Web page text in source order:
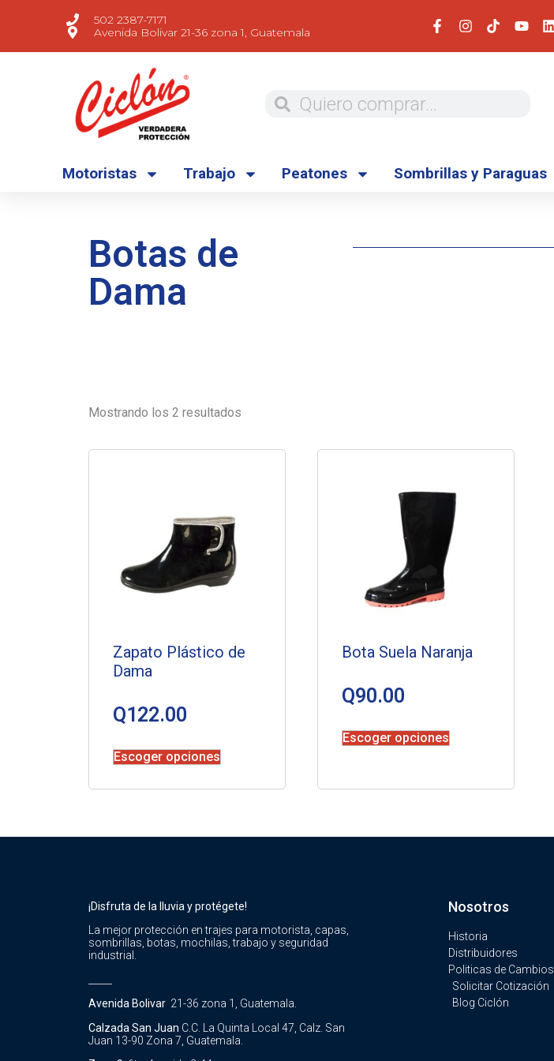
502 2387-7171
Avenida Bolivar 21-36 zona 1, Guatemala
Motoristas Trabajo Peatones Sombrillas y Paraguas
Botas de
Dama
Mostrando los 2 resultados
Zapato Plástico de
Dama
Q122.00
Escoger opciones
Bota Suela Naranja
Q90.00
Escoger opciones
¡Disfruta de la lluvia y protégete!
La mejor protección en trajes para motorista, capas,
sombrillas, botas, mochilas, trabajo y seguridad
industrial.
Avenida Bolivar 21-36 zona 1, Guatemala.
Calzada San Juan C.C. La Quinta Local 47, Calz. San
Juan 13-90 Zona 7, Guatemala.
Nosotros
Historia
Distribuidores
Politicas de Cambios
Solicitar Cotización
Blog Ciclón